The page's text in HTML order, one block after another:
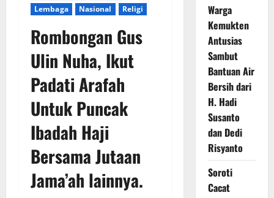
Lembaga
Nasional Religi
Rombongan Gus
Ulin Nuha, Ikut
Padati Arafah
Untuk Puncak
Ibadah Haji
Bersama Jutaan
Jama’ah lainnya.
Warga
Kemukten
Antusias
Sambut
Bantuan Air
Bersih dari
H. Hadi
Susanto
dan Dedi
Risyanto
Soroti
Cacat